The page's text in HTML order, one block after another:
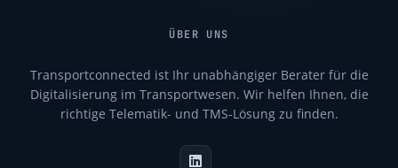
ÜBER UNS
Transportconnected ist Ihr unabhängiger Berater für die
Digitalisierung im Transportwesen. Wir helfen Ihnen, die
richtige Telematik- und TMS-Lösung zu finden.